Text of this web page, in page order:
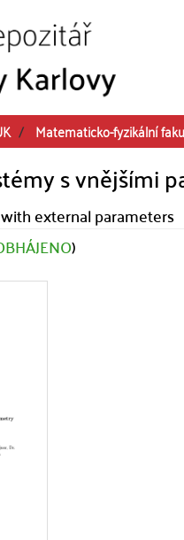
Matematicko-fyzikální
s vnějšími
external parameters
)